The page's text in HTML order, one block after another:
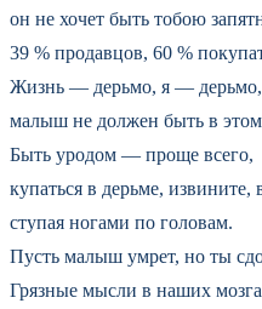
он не хочет быть тобою
39 % продавцов, 60 %
Жизнь — дерьмо, я —
малыш не должен быть в
Быть уродом — проще всего,
купаться в дерьме, извините,
ступая ногами по головам.
Пусть малыш умрет, но ты
Грязные мысли в наших